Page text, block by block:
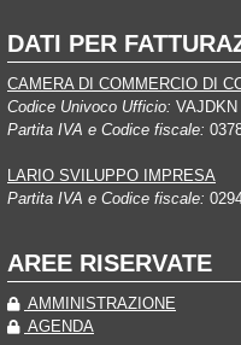
DATI PER
CAMERA DI COMMERCIO DI
Codice Univoco Ufficio: VAJDKN
Partita IVA e Codice fiscale:
LARIO SVILUPPO IMPRESA
Partita IVA e Codice fiscale:
AREE RISERVATE
AMMINISTRAZIONE
AGENDA